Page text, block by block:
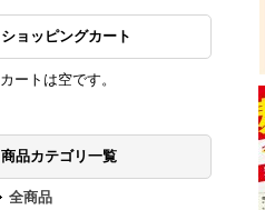
ショッピングカート
カートは空です。
商品カテゴリ一覧
全商品